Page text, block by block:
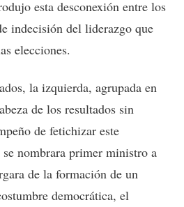
esta desconexión entre los
indecisión del liderazgo que
elecciones.
la izquierda, agrupada en
de los resultados sin
de fetichizar este
nombrara primer ministro a
de la formación de un
democrática, el